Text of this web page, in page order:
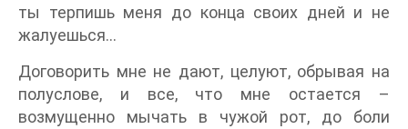
ты терпишь меня до конца своих дней и не
жалуешься…
Договорить мне не дают, целуют, обрывая на
полуслове, и все, что мне остается –
возмущенно мычать в чужой рот, до боли